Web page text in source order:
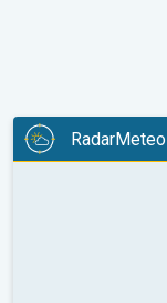
RadarMeteo